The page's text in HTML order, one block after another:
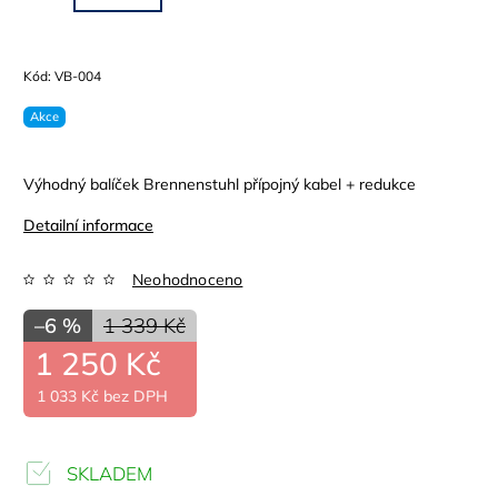
Kód: VB-004
Akce
Výhodný balíček Brennenstuhl přípojný kabel + redukce
Detailní informace
Neohodnoceno
1 339 Kč
–6 %
1 250 Kč
1 033 Kč bez DPH
SKLADEM